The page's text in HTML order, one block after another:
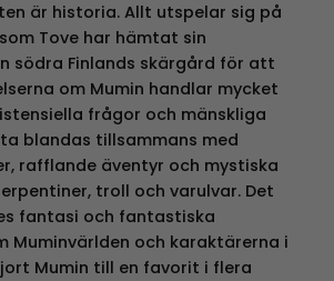
är historia. Allt utspelar sig på
Tove har hämtat sin
södra Finlands skärgård för att
om Mumin handlar mycket
frågor och mänskliga
blandas tillsammans med
rafflande äventyr och mystiska
troll och varulvar. Det
fantasi och fantastiska
Muminvärlden och karaktärerna i
Mumin till en favorit i flera